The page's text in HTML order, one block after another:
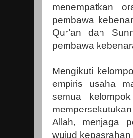
menempatkan
pembawa
Qur’an dan
pembawa
Mengikuti
empiris usaha
semua
Allah, menjaga
wujud